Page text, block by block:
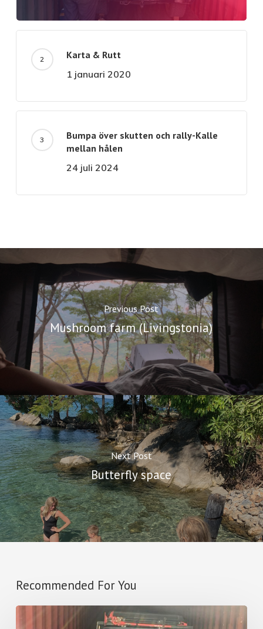
Karta & Rutt
1 januari 2020
Bumpa över skutten och rally-Kalle
mellan hålen
24 juli 2024
Previous Post
Mushroom farm (Livingstonia)
Next Post
Butterfly space
Recommended For You